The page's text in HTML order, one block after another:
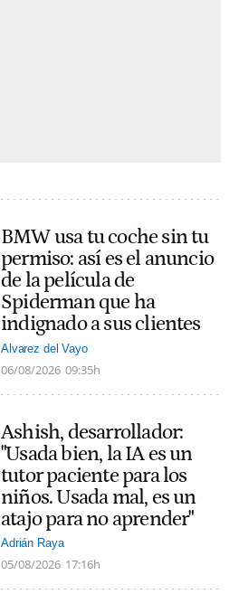
BMW usa tu coche sin tu
permiso: así es el anuncio
de la película de
Spiderman que ha
indignado a sus clientes
Alvarez del Vayo
06/08/2026 09:35h
Ashish, desarrollador:
"Usada bien, la IA es un
tutor paciente para los
niños. Usada mal, es un
atajo para no aprender"
Adrián Raya
05/08/2026 17:16h